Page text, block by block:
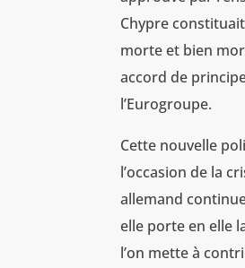
Chypre
morte et bien
accord de
l’Eurogroupe.
Cette nouvelle
l’occasion de la
allemand
elle porte en elle
l’on mette à